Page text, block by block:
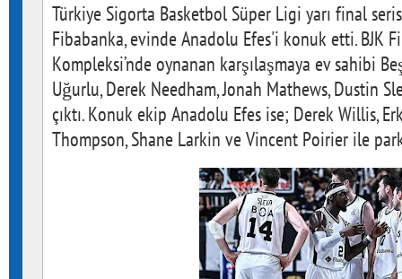
Türkiye Sigorta Basketbol Süper Ligi yarı final
Fibabanka, evinde Anadolu Efes'i konuk etti. BJK
Kompleksi’nde oynanan karşılaşmaya ev sahibi
Uğurlu, Derek Needham, Jonah Mathews, Dustin
çıktı. Konuk ekip Anadolu Efes ise; Derek Willis,
Thompson, Shane Larkin ve Vincent Poirier ile